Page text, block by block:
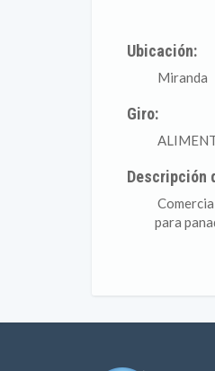
Ubicación:
Miranda
Giro:
Descripción
para